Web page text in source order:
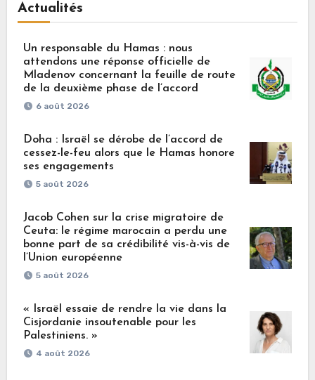
Actualités
Un responsable du Hamas : nous
attendons une réponse officielle de
Mladenov concernant la feuille de route
de la deuxième phase de l’accord
6 août 2026
Doha : Israël se dérobe de l’accord de
cessez-le-feu alors que le Hamas honore
ses engagements
5 août 2026
Jacob Cohen sur la crise migratoire de
Ceuta: le régime marocain a perdu une
bonne part de sa crédibilité vis-à-vis de
l’Union européenne
5 août 2026
« Israël essaie de rendre la vie dans la
Cisjordanie insoutenable pour les
Palestiniens. »
4 août 2026